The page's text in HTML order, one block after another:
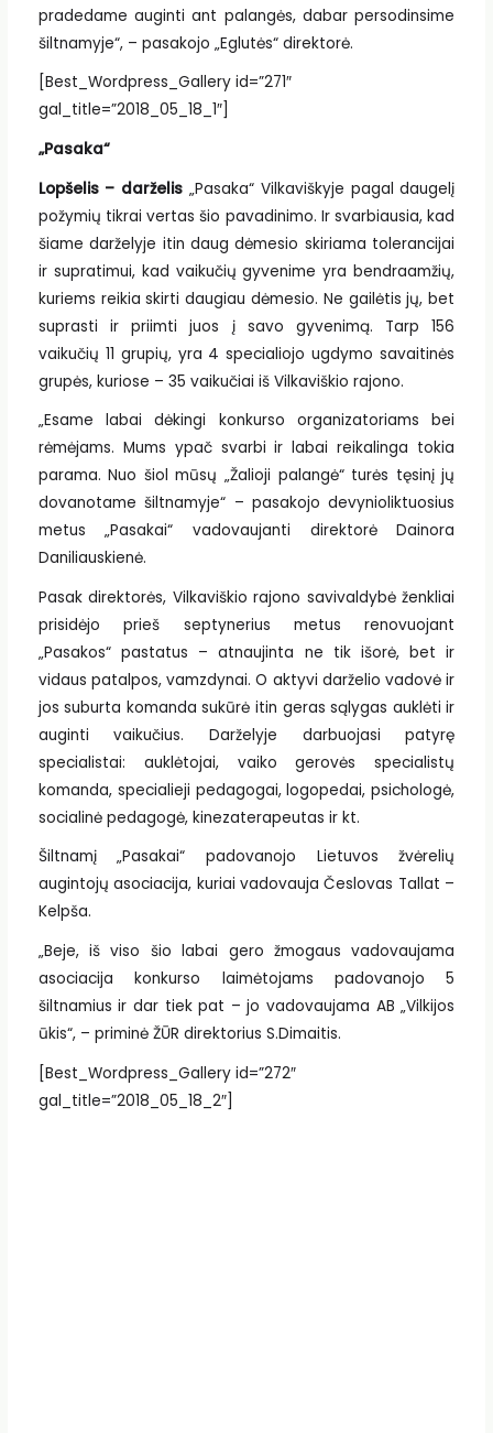
pradedame auginti ant palangės, dabar persodinsime
šiltnamyje“, – pasakojo „Eglutės“ direktorė.
[Best_Wordpress_Gallery id=”271″
gal_title=”2018_05_18_1″]
„Pasaka“
Lopšelis – darželis „Pasaka“ Vilkaviškyje pagal daugelį
požymių tikrai vertas šio pavadinimo. Ir svarbiausia, kad
šiame darželyje itin daug dėmesio skiriama tolerancijai
ir supratimui, kad vaikučių gyvenime yra bendraamžių,
kuriems reikia skirti daugiau dėmesio. Ne gailėtis jų, bet
suprasti ir priimti juos į savo gyvenimą. Tarp 156
vaikučių 11 grupių, yra 4 specialiojo ugdymo savaitinės
grupės, kuriose – 35 vaikučiai iš Vilkaviškio rajono.
„Esame labai dėkingi konkurso organizatoriams bei
rėmėjams. Mums ypač svarbi ir labai reikalinga tokia
parama. Nuo šiol mūsų „Žalioji palangė“ turės tęsinį jų
dovanotame šiltnamyje“ – pasakojo devynioliktuosius
metus „Pasakai“ vadovaujanti direktorė Dainora
Daniliauskienė.
Pasak direktorės, Vilkaviškio rajono savivaldybė ženkliai
prisidėjo prieš septynerius metus renovuojant
„Pasakos“ pastatus – atnaujinta ne tik išorė, bet ir
vidaus patalpos, vamzdynai. O aktyvi darželio vadovė ir
jos suburta komanda sukūrė itin geras sąlygas auklėti ir
auginti vaikučius. Darželyje darbuojasi patyrę
specialistai: auklėtojai, vaiko gerovės specialistų
komanda, specialieji pedagogai, logopedai, psichologė,
socialinė pedagogė, kinezaterapeutas ir kt.
Šiltnamį „Pasakai“ padovanojo Lietuvos žvėrelių
augintojų asociacija, kuriai vadovauja Česlovas Tallat –
Kelpša.
„Beje, iš viso šio labai gero žmogaus vadovaujama
asociacija konkurso laimėtojams padovanojo 5
šiltnamius ir dar tiek pat – jo vadovaujama AB „Vilkijos
ūkis“, – priminė ŽŪR direktorius S.Dimaitis.
[Best_Wordpress_Gallery id=”272″
gal_title=”2018_05_18_2″]